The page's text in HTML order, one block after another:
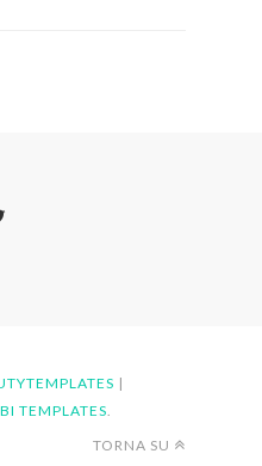
|
TEMPLATES.
TORNA SU